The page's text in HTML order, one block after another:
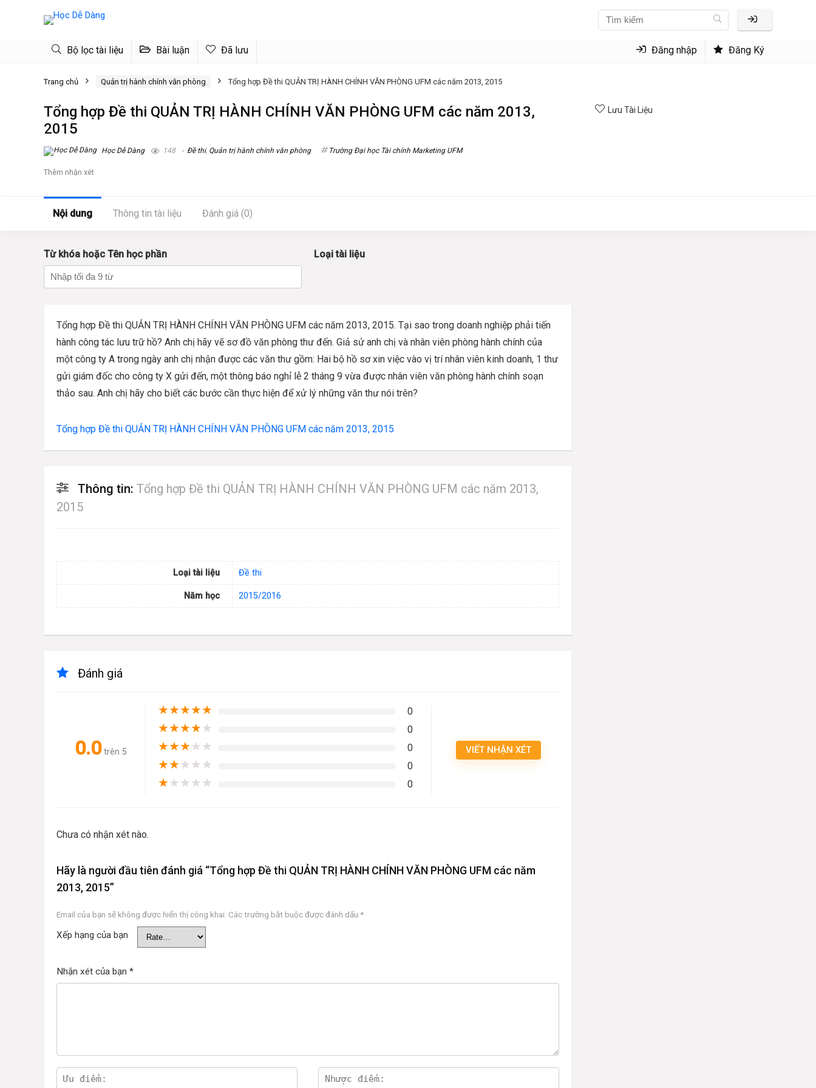
Bộ lọc tài liệu Bài luận Đã lưu Đăng nhập Đăng Ký
Trang chủ Quản trị hành chính văn phòng Tổng hợp Đề thi QUẢN TRỊ HÀNH CHÍNH VĂN PHÒNG UFM các năm 2013, 2015
Tổng hợp Đề thi QUẢN TRỊ HÀNH CHÍNH VĂN PHÒNG UFM các năm 2013,
2015
Học Dễ Dàng 148 Đề thi, Quản trị hành chính văn phòng Trường Đại học Tài chính Marketing UFM
Thêm nhận xét
Lưu Tài Liệu
Nội dung Thông tin tài liệu Đánh giá (0)
Từ khóa hoặc Tên học phần Loại tài liệu
Tổng hợp Đề thi QUẢN TRỊ HÀNH CHÍNH VĂN PHÒNG UFM các năm 2013, 2015. Tại sao trong doanh nghiệp phải tiến
hành công tác lưu trữ hồ? Anh chị hãy vẽ sơ đồ văn phòng thư đến. Giả sử anh chị và nhân viên phòng hành chính của
một công ty A trong ngày anh chị nhận được các văn thư gồm: Hai bộ hồ sơ xin việc vào vị trí nhân viên kinh doanh, 1 thư
gửi giám đốc cho công ty X gửi đến, một thông báo nghỉ lễ 2 tháng 9 vừa được nhân viên văn phòng hành chính soạn
thảo sau. Anh chị hãy cho biết các bước cần thực hiện để xử lý những văn thư nói trên?
Tổng hợp Đề thi QUẢN TRỊ HÀNH CHÍNH VĂN PHÒNG UFM các năm 2013, 2015
Thông tin: Tổng hợp Đề thi QUẢN TRỊ HÀNH CHÍNH VĂN PHÒNG UFM các năm 2013,
2015
Loại tài liệu Đề thi
Năm học 2015/2016
Đánh giá
0.0 trên 5
★★★★★ 0
★★★★★ 0
★★★★★ 0
★★★★★ 0
★★★★★ 0
VIẾT NHẬN XÉT
Chưa có nhận xét nào.
Hãy là người đầu tiên đánh giá “Tổng hợp Đề thi QUẢN TRỊ HÀNH CHÍNH VĂN PHÒNG UFM các năm
2013, 2015”
Email của bạn sẽ không được hiển thị công khai. Các trường bắt buộc được đánh dấu *
Xếp hạng của bạn
Nhận xét của bạn *